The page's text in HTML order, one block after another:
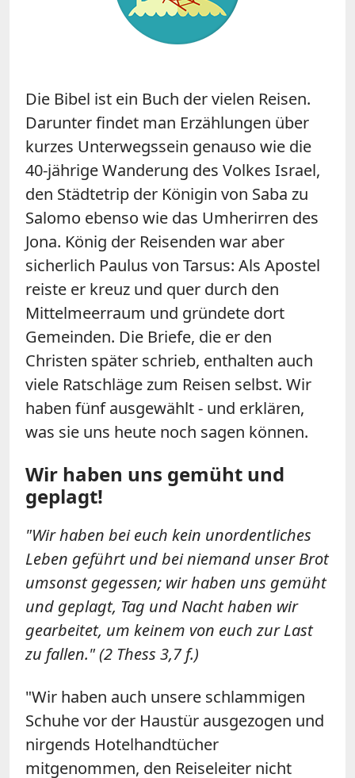
Die Bibel ist ein Buch der vielen Reisen.
Darunter findet man Erzählungen über
kurzes Unterwegssein genauso wie die
40-jährige Wanderung des Volkes Israel,
den Städtetrip der Königin von Saba zu
Salomo ebenso wie das Umherirren des
Jona. König der Reisenden war aber
sicherlich Paulus von Tarsus: Als Apostel
reiste er kreuz und quer durch den
Mittelmeerraum und gründete dort
Gemeinden. Die Briefe, die er den
Christen später schrieb, enthalten auch
viele Ratschläge zum Reisen selbst. Wir
haben fünf ausgewählt - und erklären,
was sie uns heute noch sagen können.
Wir haben uns gemüht und
geplagt!
"Wir haben bei euch kein unordentliches
Leben geführt und bei niemand unser Brot
umsonst gegessen; wir haben uns gemüht
und geplagt, Tag und Nacht haben wir
gearbeitet, um keinem von euch zur Last
zu fallen." (2 Thess 3,7 f.)
"Wir haben auch unsere schlammigen
Schuhe vor der Haustür ausgezogen und
nirgends Hotelhandtücher
mitgenommen, den Reiseleiter nicht